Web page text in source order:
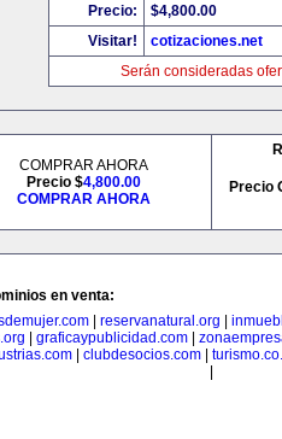
Precio:
$4,800.00
Visitar!
cotizaciones.net
Serán consideradas
COMPRAR AHORA
Precio $4,800.00
COMPRAR AHORA
Precio
en venta:
reservanatural.org
graficaypublicidad.com
| clubdesocios.com|